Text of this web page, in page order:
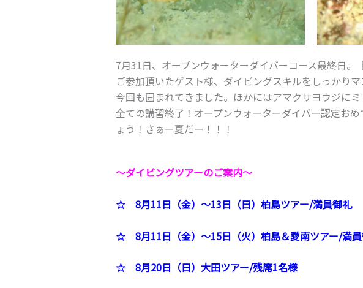
7月31日、オープンウォーターダイバーコース最終日
ご参加頂いたゲスト様、ダイビングスキルをしっかり
今回も囲まれてきました。ほかにはアマクサヨウジに
全ての講習終了！オープンウォーターダイバー認定お
ょう！さぁー夏だー！！！
～ダイビングツアーのご案内～
☆8月11日（金）～13日（日）柏島ツアー/満員御礼
☆8月11日（金）～15日（火）柏島＆愛南ツアー/満
☆ 8月20日（日）大田ツアー/残席1名様